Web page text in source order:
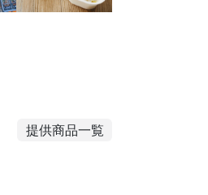
提供商品一覧